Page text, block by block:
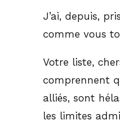
J’ai, depuis,
comme vous
Votre liste,
comprennent
alliés, sont
les limites